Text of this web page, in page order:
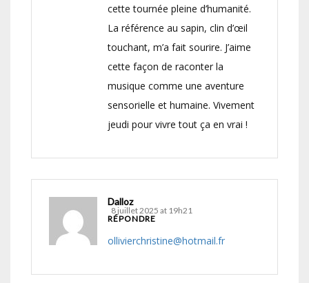
cette tournée pleine d’humanité.
La référence au sapin, clin d’œil
touchant, m’a fait sourire. J’aime
cette façon de raconter la
musique comme une aventure
sensorielle et humaine. Vivement
jeudi pour vivre tout ça en vrai !
Dalloz
8 juillet 2025 at 19h21
RÉPONDRE
ollivierchristine@hotmail.fr